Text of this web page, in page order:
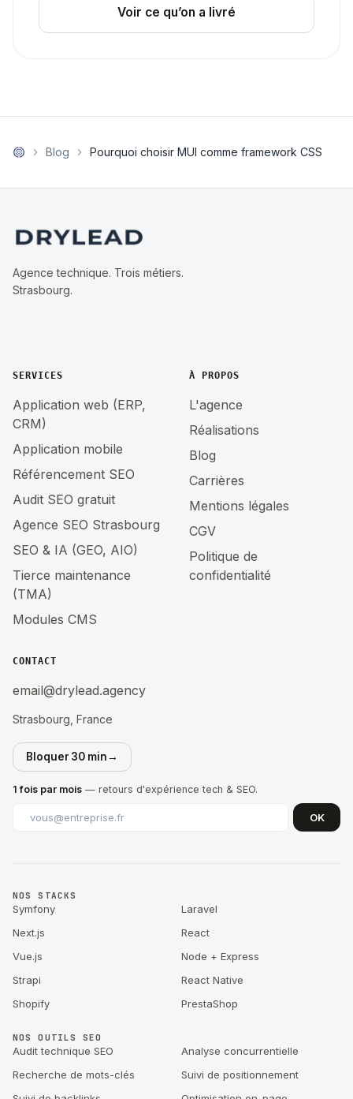
Voir ce qu’on a livré
Blog Pourquoi choisir MUI comme framework CSS
Agence technique. Trois métiers.
Strasbourg.
SERVICES
Application web (ERP,
CRM)
Application mobile
Référencement SEO
Audit SEO gratuit
Agence SEO Strasbourg
SEO & IA (GEO, AIO)
Tierce maintenance
(TMA)
Modules CMS
À PROPOS
L'agence
Réalisations
Blog
Carrières
Mentions légales
CGV
Politique de
confidentialité
CONTACT
email@drylead.agency
Strasbourg, France
Bloquer 30 min→
1 fois par mois — retours d'expérience tech & SEO.
OK
NOS STACKS
Symfony
Laravel
Next.js
React
Vue.js
Node + Express
Strapi
React Native
Shopify
PrestaShop
NOS OUTILS SEO
Audit technique SEO
Analyse concurrentielle
Recherche de mots-clés
Suivi de positionnement